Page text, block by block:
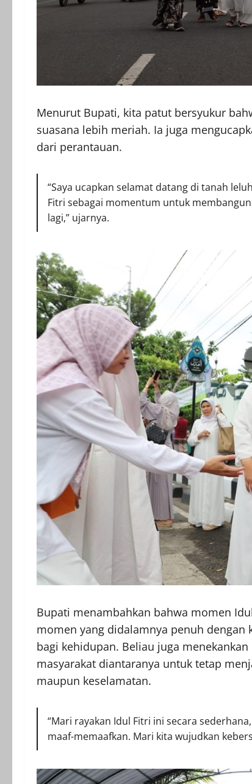
Menurut Bupati, kita patut bersyukur
suasana lebih meriah. Ia juga
dari perantauan.
“Saya ucapkan selamat datang di tanah
Fitri sebagai momentum untuk
lagi,” ujarnya.
Bupati menambahkan bahwa momen
momen yang didalamnya penuh dengan
bagi kehidupan. Beliau juga
masyarakat diantaranya untuk tetap
maupun keselamatan.
“Mari rayakan Idul Fitri ini secara
maaf-memaafkan. Mari kita wujudkan